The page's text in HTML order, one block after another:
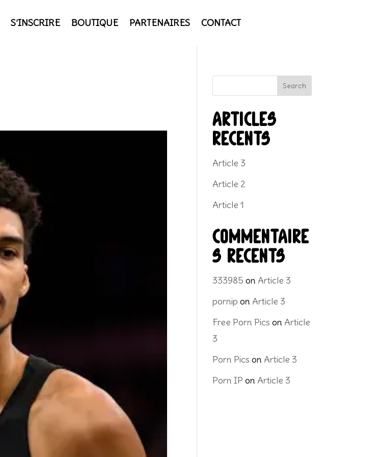
S’INSCRIRE BOUTIQUE PARTENAIRES CONTACT
Search
Articles
récents
Article 3
Article 2
Article 1
Commentaire
s récents
333985 on Article 3
pornip on Article 3
Free Porn Pics on Article
3
Porn Pics on Article 3
Porn IP on Article 3